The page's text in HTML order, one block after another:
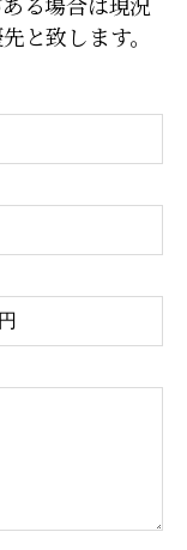
と致します。